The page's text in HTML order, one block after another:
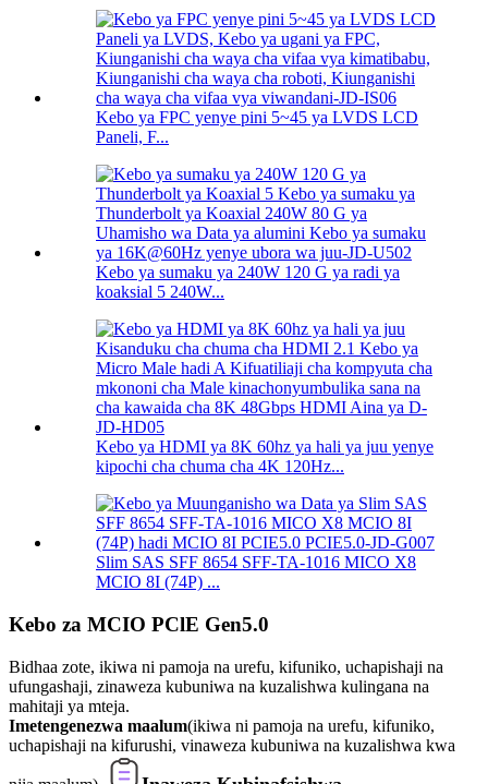
Kebo ya FPC yenye pini 5~45 ya LVDS LCD
Paneli, F...
Kebo ya sumaku ya 240W 120 G ya radi ya
koaksial 5 240W...
Kebo ya HDMI ya 8K 60hz ya hali ya juu yenye
kipochi cha chuma cha 4K 120Hz...
Slim SAS SFF 8654 SFF-TA-1016 MICO X8
MCIO 8I (74P) ...
Kebo za MCIO PClE Gen5.0
Bidhaa zote, ikiwa ni pamoja na urefu, kifuniko, uchapishaji na
ufungashaji, zinaweza kubuniwa na kuzalishwa kulingana na
mahitaji ya mteja.
Imetengenezwa maalum(ikiwa ni pamoja na urefu, kifuniko,
uchapishaji na kifurushi, vinaweza kubuniwa na kuzalishwa kwa